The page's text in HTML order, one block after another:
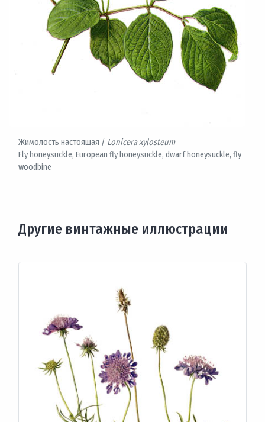
Жимолость настоящая / Lonicera xylosteum
Fly honeysuckle, European fly honeysuckle, dwarf honeysuckle, fly
woodbine
Другие винтажные иллюстрации